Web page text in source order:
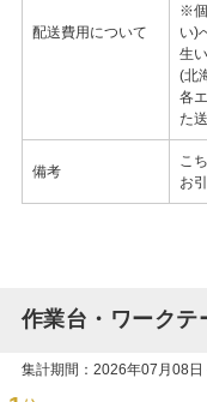
配送費用について
※個
い)
生
(北
各
た
備考
こ
お
作業台・ワークテ
集計期間：2026年07月08